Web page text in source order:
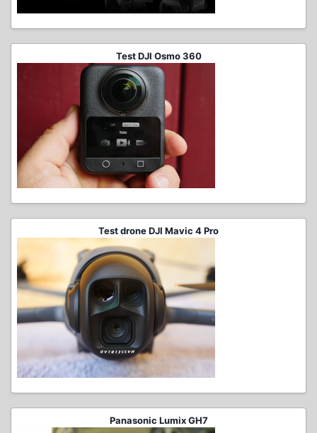
Test DJI Osmo 360
Test drone DJI Mavic 4 Pro
Panasonic Lumix GH7